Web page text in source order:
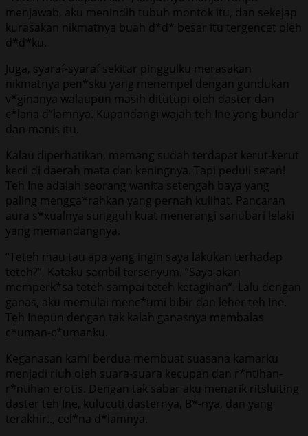
menjawab, aku menindih tubuh montok itu, dan sekejap
kurasakan nikmatnya buah d*d* besar itu tergencet oleh
d*d*ku.
Juga, syaraf-syaraf sekitar pinggulku merasakan
nikmatnya pen*sku yang menempel dengan gundukan
v*ginanya walaupun masih ditutupi oleh daster dan
c*lana d”lamnya. Kupandangi wajah teh Ine yang bundar
dan manis itu.
Kalau diperhatikan, memang sudah terdapat kerut-kerut
kecil di daerah mata dan keningnya. Tapi peduli setan!
Teh Ine adalah seorang wanita setengah baya yang
paling mengga*rahkan yang pernah kulihat. Pancaran
aura s*xualnya sungguh kuat menerangi sanubari lelaki
yang memandangnya.
“Teteh mau tau apa yang ingin saya lakukan terhadap
teteh?”, Kataku sambil tersenyum. “Saya akan
memperk*sa teteh sampai teteh ketagihan”. Lalu dengan
ganas, aku memulai menc*umi bibir dan leher teh Ine.
Teh Inepun dengan tak kalah ganasnya membalas
c*uman-c*umanku.
Keganasan kami berdua membuat suasana kamarku
menjadi riuh oleh suara-suara kecupan dan r*ntihan-
r*ntihan erotis. Dengan tak sabar aku menarik ritsluiting
daster teh Ine, kulucuti dasternya, B*-nya, dan yang
terakhir.., cel*na d*lamnya.